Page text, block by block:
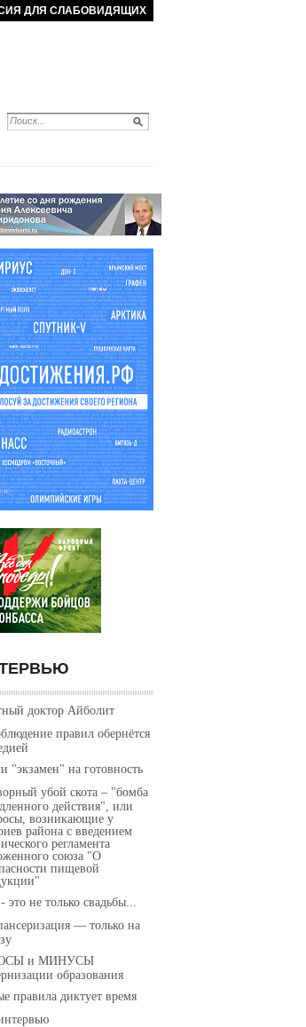
ДЛЯ СЛАБОВИДЯЩИХ
доктор Айболит
правил обернётся
"экзамен" на готовность
убой скота – "бомба
действия", или
возникающие у
района с введением
регламента
союза "О
пищевой
это не только свадьбы...
— только на
и МИНУСЫ
образования
правила диктует время